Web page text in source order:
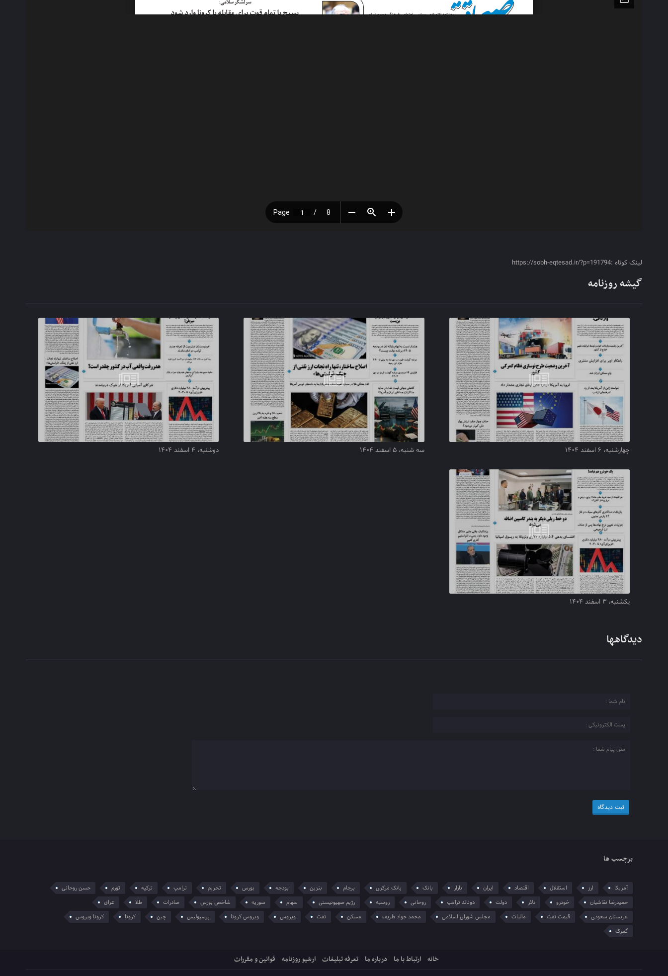
لینک کوتاه :https://sobh-eqtesad.ir/?p=191794
گیشه روزنامه
چهارشنبه، ۶ اسفند ۱۴۰۴ سه شنبه، ۵ اسفند ۱۴۰۴ دوشنبه، ۴ اسفند ۱۴۰۴
یکشنبه، ۳ اسفند ۱۴۰۴
دیدگاهها
برچسب ها
آمریکا ارز استقلال اقتصاد ایران بازار بانک بانک مرکزی برجام بنزین بودجه بورس تحریم ترامپ ترکیه تورم
حسن روحانی
حمیدرضا نقاشیان
خودرو دلار دولت دونالد ترامپ روحانی روسیه رژیم صهیونیستی سهام سوریه شاخص بورس صادرات طلا
عراق
عربستان سعودی
قیمت نفت مالیات مجلس شورای اسلامی محمد جواد ظریف مسکن نفت ویروس ویروس کرونا پرسپولیس چین کرونا
کرونا ویروس
گمرک
خانه ارتباط با ما درباره ما تعرفه تبلیغات ارشیو روزنامه قوانین و مقررات